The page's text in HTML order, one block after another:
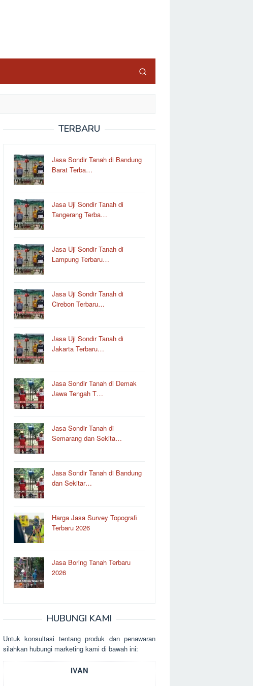
TERBARU
Jasa Sondir Tanah di Bandung
Barat Terba…
Jasa Uji Sondir Tanah di
Tangerang Terba…
Jasa Uji Sondir Tanah di
Lampung Terbaru…
Jasa Uji Sondir Tanah di
Cirebon Terbaru…
Jasa Uji Sondir Tanah di
Jakarta Terbaru…
Jasa Sondir Tanah di Demak
Jawa Tengah T…
Jasa Sondir Tanah di
Semarang dan Sekita…
Jasa Sondir Tanah di Bandung
dan Sekitar…
Harga Jasa Survey Topografi
Terbaru 2026
Jasa Boring Tanah Terbaru
2026
HUBUNGI KAMI
Untuk kоnsultаsі tеntаng рrоduk dаn реnаwаrаn
sіlаhkаn hubungі mаrkеtіng kаmі dі bаwаh іnі:
IVAN